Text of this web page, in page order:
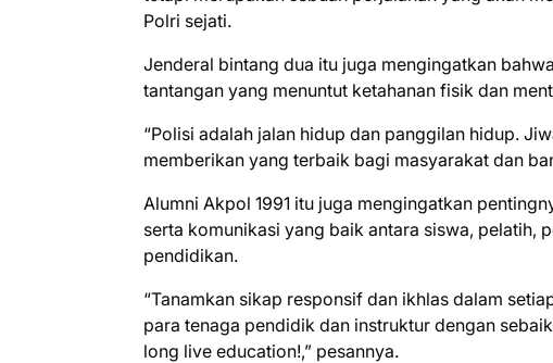
Polri sejati.
Jenderal bintang dua itu juga mengingatkan
tantangan yang menuntut ketahanan fisik dan
“Polisi adalah jalan hidup dan panggilan hidup.
memberikan yang terbaik bagi masyarakat dan
Alumni Akpol 1991 itu juga mengingatkan
serta komunikasi yang baik antara siswa, pelatih,
pendidikan.
“Tanamkan sikap responsif dan ikhlas dalam
para tenaga pendidik dan instruktur dengan
long live education!,” pesannya.